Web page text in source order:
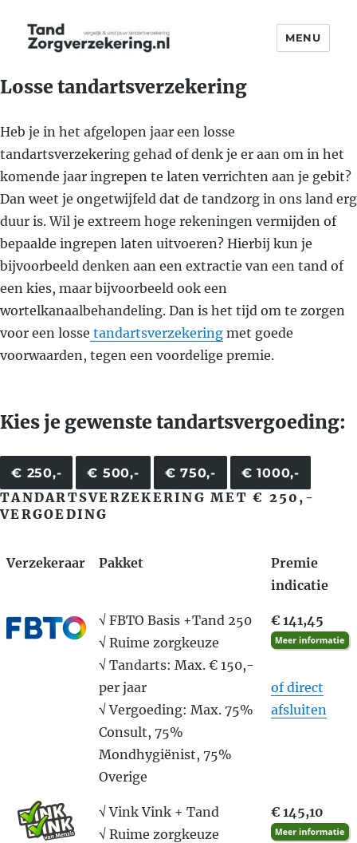
TandZorgverzekering.nl
MENU
Losse tandartsverzekering
Heb je in het afgelopen jaar een losse
tandartsverzekering gehad of denk je er aan om in het
komende jaar ingrepen te laten verrichten aan je gebit?
Dan weet je ongetwijfeld dat de tandzorg in ons land erg
duur is. Wil je extreem hoge rekeningen vermijden of
bepaalde ingrepen laten uitvoeren? Hierbij kun je
bijvoorbeeld denken aan een extractie van een tand of
een kies, maar bijvoorbeeld ook een
wortelkanaalbehandeling. Dan is het tijd om te zorgen
voor een losse tandartsverzekering met goede
voorwaarden, tegen een voordelige premie.
Kies je gewenste tandartsvergoeding:
€ 250,- € 500,- € 750,- € 1000,-
TANDARTSVERZEKERING MET € 250,-
VERGOEDING
Verzekeraar Pakket
Premie
indicatie
√ FBTO Basis +Tand 250
√ Ruime zorgkeuze
√ Tandarts: Max. € 150,-
per jaar
√ Vergoeding: Max. 75%
Consult, 75%
Mondhygiënist, 75%
Overige
€ 141,45
of direct
afsluiten
√ Vink Vink + Tand
√ Ruime zorgkeuze
€ 145,10